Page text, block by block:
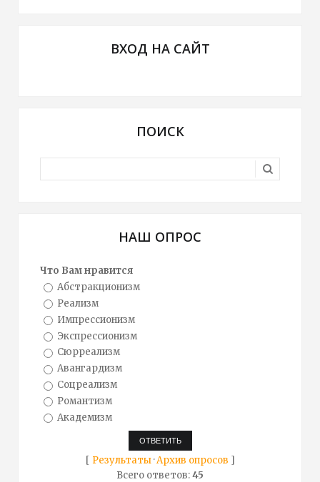
ВХОД НА САЙТ
ПОИСК
НАШ ОПРОС
Что Вам нравится
Абстракционизм
Реализм
Импрессионизм
Экспрессионизм
Сюрреализм
Авангардизм
Соцреализм
Романтизм
Академизм
[ Результаты·Архив опросов ]
Всего ответов:45